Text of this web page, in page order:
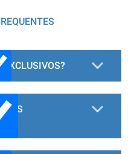
EXCLUSIVOS?
OS